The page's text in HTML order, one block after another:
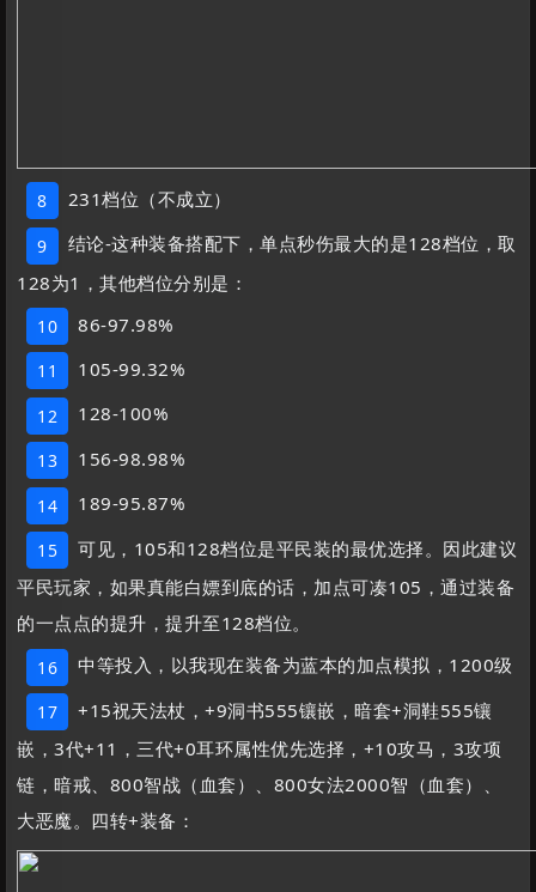
8 231档位（不成立）
9
结论-这种装备搭配下，单点秒伤最大的是128档位，取
128为1，其他档位分别是：
10 86-97.98%
11 105-99.32%
12 128-100%
13 156-98.98%
14 189-95.87%
15
可见，105和128档位是平民装的最优选择。因此建议
平民玩家，如果真能白嫖到底的话，加点可凑105，通过装备
的一点点的提升，提升至128档位。
16 中等投入，以我现在装备为蓝本的加点模拟，1200级
17
+15祝天法杖，+9洞书555镶嵌，暗套+洞鞋555镶
嵌，3代+11，三代+0耳环属性优先选择，+10攻马，3攻项
链，暗戒、800智战（血套）、800女法2000智（血套）、
大恶魔。四转+装备：